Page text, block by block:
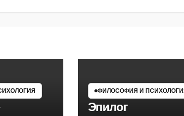
ФИЛОСОФИЯ И
Эпилог